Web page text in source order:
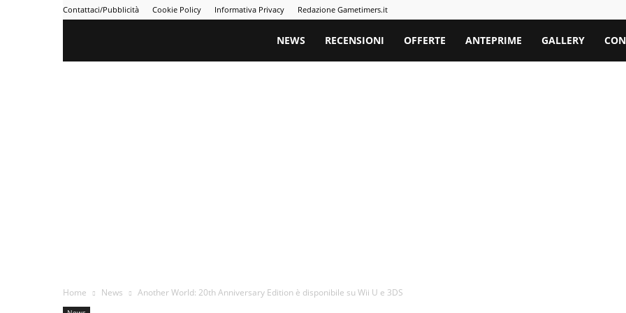
Contattaci/Pubblicità Cookie Policy Informativa Privacy Redazione Gametimers.it
Gametimers
NEWS RECENSIONI OFFERTE ANTEPRIME GALLERY
Home News Another World: 20th Anniversary Edition è disponibile su Wii U e 3DS